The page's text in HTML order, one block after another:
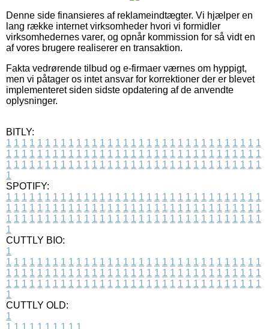
Denne side finansieres af reklameindtægter. Vi hjælper en
lang række internet virksomheder hvori vi formidler
virksomhedernes varer, og opnår kommission for så vidt en
af vores brugere realiserer en transaktion.
Fakta vedrørende tilbud og e-firmaer værnes om hyppigt,
men vi påtager os intet ansvar for korrektioner der er blevet
implementeret siden sidste opdatering af de anvendte
oplysninger.
BITLY:
1 1 1 1 1 1 1 1 1 1 1 1 1 1 1 1 1 1 1 1 1 1 1 1 1 1 1 1 1 1 1 1 1
1 1 1 1 1 1 1 1 1 1 1 1 1 1 1 1 1 1 1 1 1 1 1 1 1 1 1 1 1 1 1 1 1
1 1 1 1 1 1 1 1 1 1 1 1 1 1 1 1 1 1 1 1 1 1 1 1 1 1 1 1 1 1 1 1 1
1
SPOTIFY:
1 1 1 1 1 1 1 1 1 1 1 1 1 1 1 1 1 1 1 1 1 1 1 1 1 1 1 1 1 1 1 1 1
1 1 1 1 1 1 1 1 1 1 1 1 1 1 1 1 1 1 1 1 1 1 1 1 1 1 1 1 1 1 1 1 1
1 1 1 1 1 1 1 1 1 1 1 1 1 1 1 1 1 1 1 1 1 1 1 1 1 1 1 1 1 1 1 1 1
1
CUTTLY BIO:
1
1 1 1 1 1 1 1 1 1 1 1 1 1 1 1 1 1 1 1 1 1 1 1 1 1 1 1 1 1 1 1 1 1
1 1 1 1 1 1 1 1 1 1 1 1 1 1 1 1 1 1 1 1 1 1 1 1 1 1 1 1 1 1 1 1 1
1 1 1 1 1 1 1 1 1 1 1 1 1 1 1 1 1 1 1 1 1 1 1 1 1 1 1 1 1 1 1 1 1
1
CUTTLY OLD:
1
1 1 1 1 1 1 1 1 1 1